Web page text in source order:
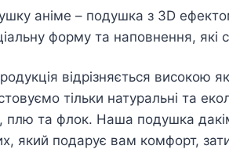
аніме – подушка з 3D
форму та наповнення, які
відрізняється високою
тільки натуральні та
плю та флок. Наша подушка
який подарує вам комфорт,